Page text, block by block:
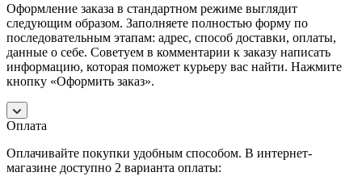
Оформление заказа в стандартном режиме выглядит
следующим образом. Заполняете полностью форму по
последовательным этапам: адрес, способ доставки, оплаты,
данные о себе. Советуем в комментарии к заказу написать
информацию, которая поможет курьеру вас найти. Нажмите
кнопку «Оформить заказ».
Оплата
Оплачивайте покупки удобным способом. В интернет-
магазине доступно 2 варианта оплаты: